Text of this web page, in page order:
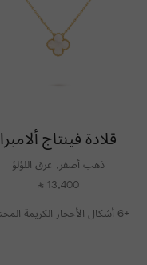
قلادة فينتاج ألامبرا
ذهب أصفر, عرق اللؤلؤ
13,400
⃁
+6 أشكال الأحجار الكريمة المختلفة